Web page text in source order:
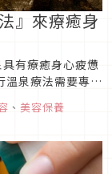
』來療癒身
有療癒身心疲憊
溫泉療法需要專業
肥有效的入浴方
、 美容保養